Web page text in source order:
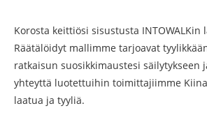
Korosta keittiösi sisustusta
Räätälöidyt mallimme tarjoavat
ratkaisun suosikkimaustesi säilytykseen
yhteyttä luotettuihin toimittajiimme
laatua ja tyyliä.